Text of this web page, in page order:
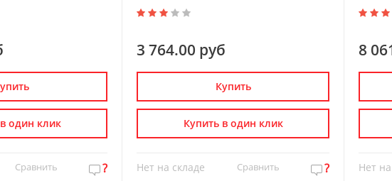
Сравнить ?
один клик
3 764.00 руб
Купить
Нет на складе Сравнить ?
Купить в один клик
8
Нет